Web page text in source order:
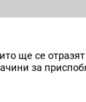
ще се
за